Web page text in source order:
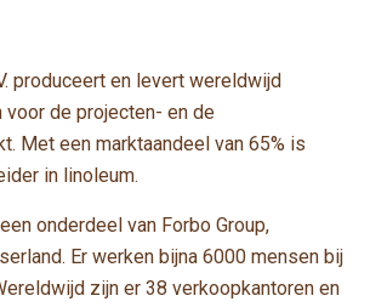
produceert en levert wereldwijd
de projecten- en de
Met een marktaandeel van 65% is
in linoleum.
onderdeel van Forbo Group,
Er werken bijna 6000 mensen bij
zijn er 38 verkoopkantoren en